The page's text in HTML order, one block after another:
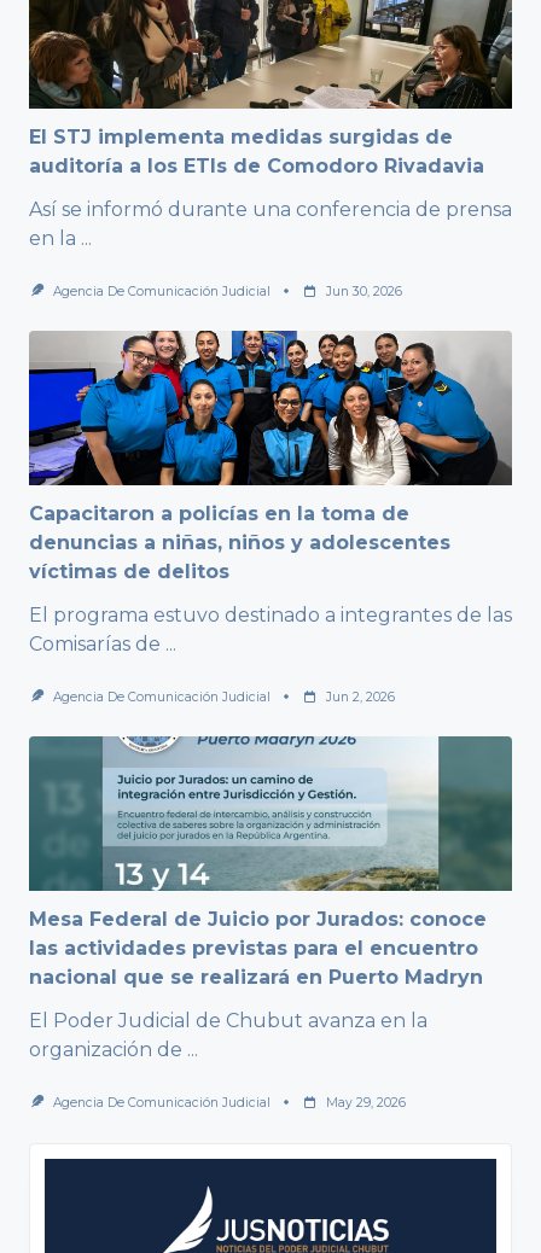
El STJ implementa medidas surgidas de
auditoría a los ETIs de Comodoro Rivadavia
Así se informó durante una conferencia de prensa
en la ...
Agencia De Comunicación Judicial Jun 30, 2026
Capacitaron a policías en la toma de
denuncias a niñas, niños y adolescentes
víctimas de delitos
El programa estuvo destinado a integrantes de las
Comisarías de ...
Agencia De Comunicación Judicial Jun 2, 2026
Mesa Federal de Juicio por Jurados: conoce
las actividades previstas para el encuentro
nacional que se realizará en Puerto Madryn
El Poder Judicial de Chubut avanza en la
organización de ...
Agencia De Comunicación Judicial May 29, 2026